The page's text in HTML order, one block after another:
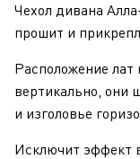
Чехол дивана
прошит и
Расположение лат
вертикально, они
и изголовье
Исключит эффект